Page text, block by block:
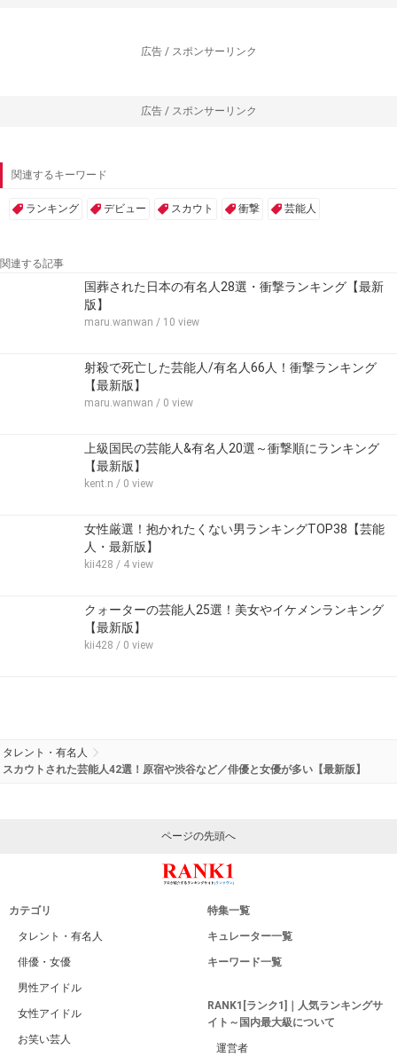
広告 / スポンサーリンク
広告 / スポンサーリンク
関連するキーワード
ランキング デビュー スカウト 衝撃 芸能人
関連する記事
国葬された日本の有名人28選・衝撃ランキング【最新
版】
maru.wanwan / 10 view
射殺で死亡した芸能人/有名人66人！衝撃ランキング
【最新版】
maru.wanwan / 0 view
上級国民の芸能人&有名人20選～衝撃順にランキング
【最新版】
kent.n / 0 view
女性厳選！抱かれたくない男ランキングTOP38【芸能
人・最新版】
kii428 / 4 view
クォーターの芸能人25選！美女やイケメンランキング
【最新版】
kii428 / 0 view
タレント・有名人
スカウトされた芸能人42選！原宿や渋谷など／俳優と女優が多い【最新版】
ページの先頭へ
カテゴリ
タレント・有名人
俳優・女優
男性アイドル
女性アイドル
お笑い芸人
特集一覧
キュレーター一覧
キーワード一覧
RANK1[ランク1]｜人気ランキングサ
イト～国内最大級について
運営者